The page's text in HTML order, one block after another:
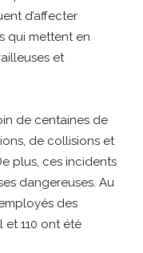
d’affecter
qui mettent en
et
de centaines de
de collisions et
plus, ces incidents
dangereuses. Au
des
et 110 ont été